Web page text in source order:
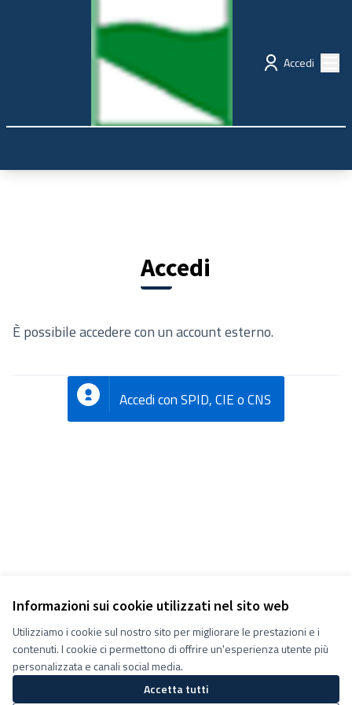
Informazioni sui cookie utilizzati nel sito web
Utilizziamo i cookie sul nostro sito per migliorare le prestazioni e i
contenuti. I cookie ci permettono di offrire un'esperienza utente più
personalizzata e canali social media.
Accetta tutti
Regione Emilia-Romagna Partecipazione
Accedi
Accedi
È possibile accedere con un account esterno.
Accedi con SPID, CIE o CNS
Termini e condizioni d''uso
Impostazioni Cookie
Decidiamo su Facebook
Decidiamo su YouTube
(Collegamento esterno)